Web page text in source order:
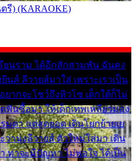
รี) (KARAOKE)
ยนราม ได้อีกสักสามพัน ฉันคง
นส์ ลีวายส์มาใส่ เพราะเราเป็น
ยากจะโชว์ถึงหิวโซ เด็กใต้ก็ไม่
นซื้อมา ให้เด็กเทพเหลียวมอง
มดา แต่สุดยอด เดินโยกย้ายเย
ว่านุ่งลีวายส์ ตัวใหม่ใส่มา เดิน
ท่าจะมีปัญหา ไม่พอใจ ได้เป็น